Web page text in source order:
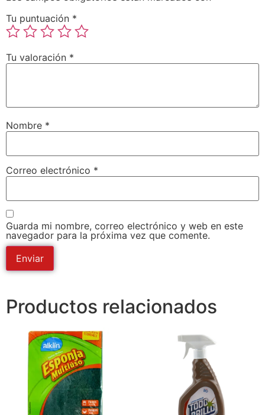
Tu puntuación *
Tu valoración *
Nombre *
Correo electrónico *
Guarda mi nombre, correo electrónico y web en este
navegador para la próxima vez que comente.
Productos relacionados